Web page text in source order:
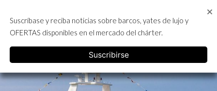
content
ALQUILER DE YATES EN IBIZA
Suscríbase y reciba noticias sobre barcos, yates de lujo y
OFERTAS disponibles en el mercado del chárter.
Suscribirse